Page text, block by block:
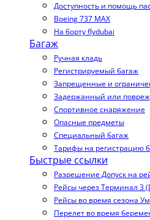
Доступность и помощь
Boeing 737 MAX
На борту flydubai
Багаж
Ручная кладь
Регистрируемый багаж
Запрещенные и
Задержанный или
Спортивное снаряжение
Опасные предметы
Специальный багаж
Тарифы на регистрацию
Быстрые ссылки
Разрешение Допуск на
Рейсы через Терминал 3
Рейсы во время сезона
Перелет во время